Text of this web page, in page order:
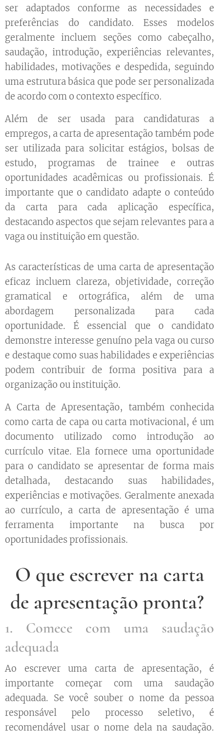
ser adaptados conforme as necessidades e
preferências do candidato. Esses modelos
geralmente incluem seções como cabeçalho,
saudação, introdução, experiências relevantes,
habilidades, motivações e despedida, seguindo
uma estrutura básica que pode ser personalizada
de acordo com o contexto específico.
Além de ser usada para candidaturas a
empregos, a carta de apresentação também pode
ser utilizada para solicitar estágios, bolsas de
estudo, programas de trainee e outras
oportunidades acadêmicas ou profissionais. É
importante que o candidato adapte o conteúdo
da carta para cada aplicação específica,
destacando aspectos que sejam relevantes para a
vaga ou instituição em questão.
As características de uma carta de apresentação
eficaz incluem clareza, objetividade, correção
gramatical e ortográfica, além de uma
abordagem personalizada para cada
oportunidade. É essencial que o candidato
demonstre interesse genuíno pela vaga ou curso
e destaque como suas habilidades e experiências
podem contribuir de forma positiva para a
organização ou instituição.
A Carta de Apresentação, também conhecida
como carta de capa ou carta motivacional, é um
documento utilizado como introdução ao
currículo vitae. Ela fornece uma oportunidade
para o candidato se apresentar de forma mais
detalhada, destacando suas habilidades,
experiências e motivações. Geralmente anexada
ao currículo, a carta de apresentação é uma
ferramenta importante na busca por
oportunidades profissionais.
O que escrever na carta
de apresentação pronta?
1. Comece com uma saudação
adequada
Ao escrever uma carta de apresentação, é
importante começar com uma saudação
adequada. Se você souber o nome da pessoa
responsável pelo processo seletivo, é
recomendável usar o nome dela na saudação.